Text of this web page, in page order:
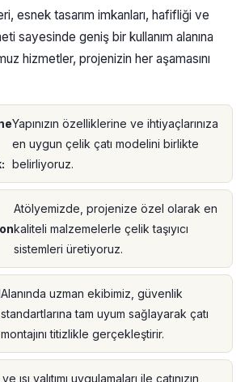
esnek tasarım imkanları, hafifliği ve
sayesinde geniş bir kullanım alanına
hizmetler, projenizin her aşamasını
Yapınızın özelliklerine ve ihtiyaçlarınıza
en uygun çelik çatı modelini birlikte
belirliyoruz.
Atölyemizde, projenize özel olarak en
kaliteli malzemelerle çelik taşıyıcı
sistemleri üretiyoruz.
Alanında uzman ekibimiz, güvenlik
standartlarına tam uyum sağlayarak çatı
montajını titizlikle gerçekleştirir.
ısı yalıtımı uygulamaları ile çatınızın